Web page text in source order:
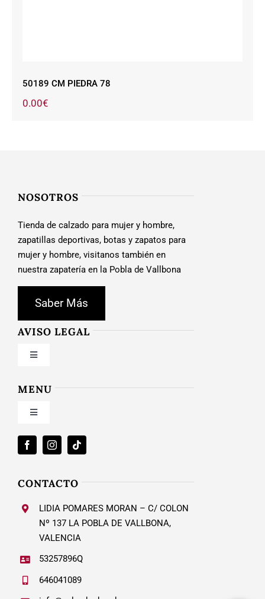
50189 CM PIEDRA 78
0.00€
NOSOTROS
Tienda de calzado para mujer y hombre,
zapatillas deportivas, botas y zapatos para
mujer y hombre, visitanos también en
nuestra zapatería en la Pobla de Vallbona
Saber Más
AVISO LEGAL
Toggle
Condiciones de uso
Condiciones de contratación
Envío y plazos entrega
Devoluciones y cambios
MENU
Toggle
Inicio
Nosotros
Calzado Mujer
Blog
CONTACTO
LIDIA POMARES MORAN – C/ COLON
Nº 137 LA POBLA DE VALLBONA,
VALENCIA
53257896Q
646041089